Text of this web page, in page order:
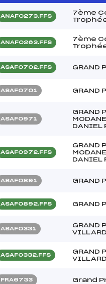
ANAF0273.FFS
7ème
ANAF0263.FFS
7ème
ASAF0702.FFS GRAND
ASAF0701 GRAND
ASAF0971
GRAND
DANIEL
ASAF0972.FFS
GRAND
DANIEL
ASAF0891 GRAND
ASAF0892.FFS GRAND
ASAF0331
GRAND
ASAF0332.FFS
GRAND
FRA6733 Grand